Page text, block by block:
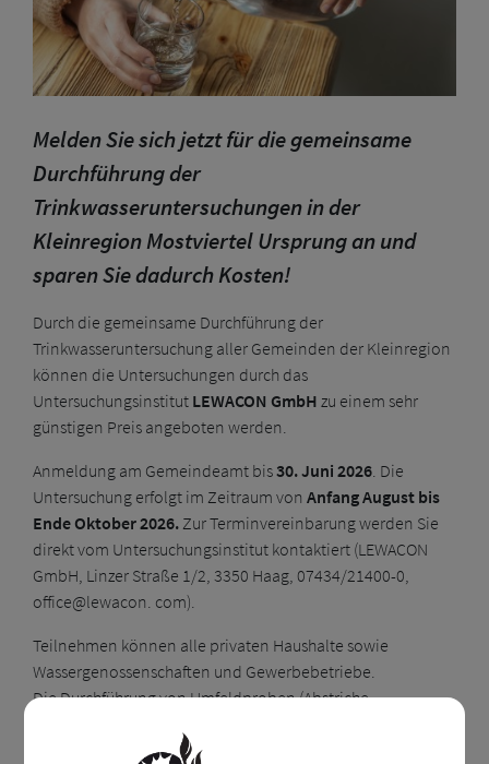
Melden Sie sich jetzt für die gemeinsame
Durchführung der
Trinkwasseruntersuchungen in der
Kleinregion Mostviertel Ursprung an und
sparen Sie dadurch Kosten!
Durch die gemeinsame Durchführung der
Trinkwasseruntersuchung aller Gemeinden der Kleinregion
können die Untersuchungen durch das
Untersuchungsinstitut LEWACON GmbH zu einem sehr
günstigen Preis angeboten werden.
Anmeldung am Gemeindeamt bis30. Juni 2026 . Die
Untersuchung erfolgt im Zeitraum von Anfang August bis
Ende Oktober 2026. Zur Terminvereinbarung werden Sie
direkt vom Untersuchungsinstitut kontaktiert (LEWACON
GmbH, Linzer Straße 1/2, 3350 Haag, 07434/21400-0,
office@lewacon. com).
Teilnehmen können alle privaten Haushalte sowie
Wassergenossenschaften und Gewerbebetriebe.
Die Durchführung von Umfeldproben (Abstriche,
Direktvermarktern kann ebenfalls übernommen werden